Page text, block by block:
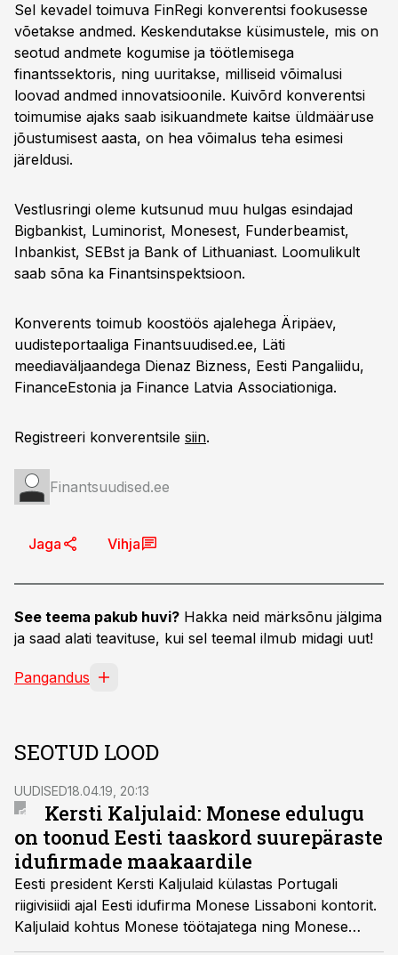
Sel kevadel toimuva FinRegi konverentsi fookusesse
võetakse andmed. Keskendutakse küsimustele, mis on
seotud andmete kogumise ja töötlemisega
finantssektoris, ning uuritakse, milliseid võimalusi
loovad andmed innovatsioonile. Kuivõrd konverentsi
toimumise ajaks saab isikuandmete kaitse üldmääruse
jõustumisest aasta, on hea võimalus teha esimesi
järeldusi.
Vestlusringi oleme kutsunud muu hulgas esindajad
Bigbankist, Luminorist, Monesest, Funderbeamist,
Inbankist, SEBst ja Bank of Lithuaniast. Loomulikult
saab sõna ka Finantsinspektsioon.
Konverents toimub koostöös ajalehega Äripäev,
uudisteportaaliga Finantsuudised.ee, Läti
meediaväljaandega Dienaz Bizness, Eesti Pangaliidu,
FinanceEstonia ja Finance Latvia Associationiga.
Registreeri konverentsile siin.
Finantsuudised.ee
Jaga Vihja
See teema pakub huvi? Hakka neid märksõnu jälgima
ja saad alati teavituse, kui sel teemal ilmub midagi uut!
Pangandus
SEOTUD LOOD
UUDISED18.04.19, 20:13
Kersti Kaljulaid: Monese edulugu
on toonud Eesti taaskord suurepäraste
idufirmade maakaardile
Eesti president Kersti Kaljulaid külastas Portugali
riigivisiidi ajal Eesti idufirma Monese Lissaboni kontorit.
Kaljulaid kohtus Monese töötajatega ning Monese
asutaja ja juhi Norris Koppeliga ning õnnitles ettevõtet